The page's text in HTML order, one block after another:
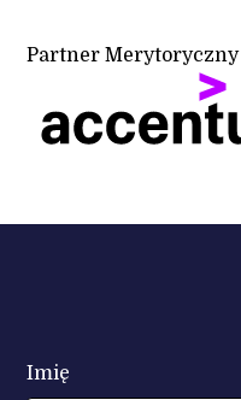
Partner Merytoryczny
Imię